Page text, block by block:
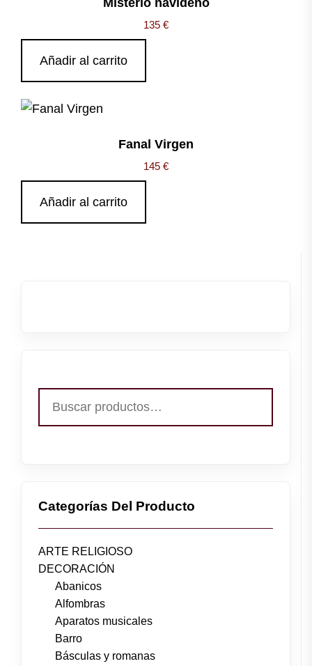
Misterio navideño
135 €
Añadir al carrito
Fanal Virgen
145 €
Añadir al carrito
por:
Categorías Del Producto
ARTE RELIGIOSO
DECORACIÓN
Abanicos
Alfombras
Aparatos musicales
Barro
Básculas y romanas